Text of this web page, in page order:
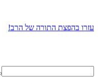
עזרו בהפצת התורה של הרב!